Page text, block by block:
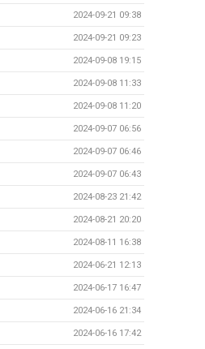
2024-09-21 09:38
2024-09-21 09:23
2024-09-08 19:15
2024-09-08 11:33
2024-09-08 11:20
2024-09-07 06:56
2024-09-07 06:46
2024-09-07 06:43
2024-08-23 21:42
2024-08-21 20:20
2024-08-11 16:38
2024-06-21 12:13
2024-06-17 16:47
2024-06-16 21:34
2024-06-16 17:42